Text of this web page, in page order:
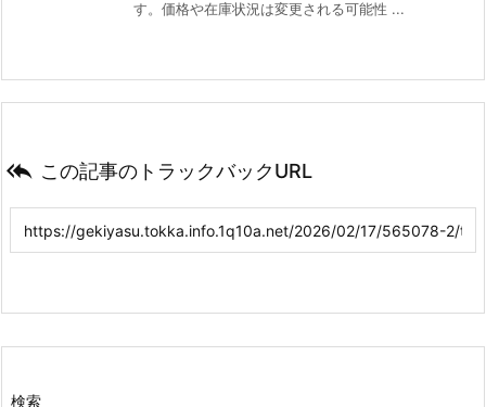
す。価格や在庫状況は変更される可能性 ...
 この記事のトラックバックURL
検索